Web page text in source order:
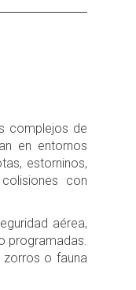
complejos de
en entornos
estorninos,
con
aérea,
programadas.
o fauna